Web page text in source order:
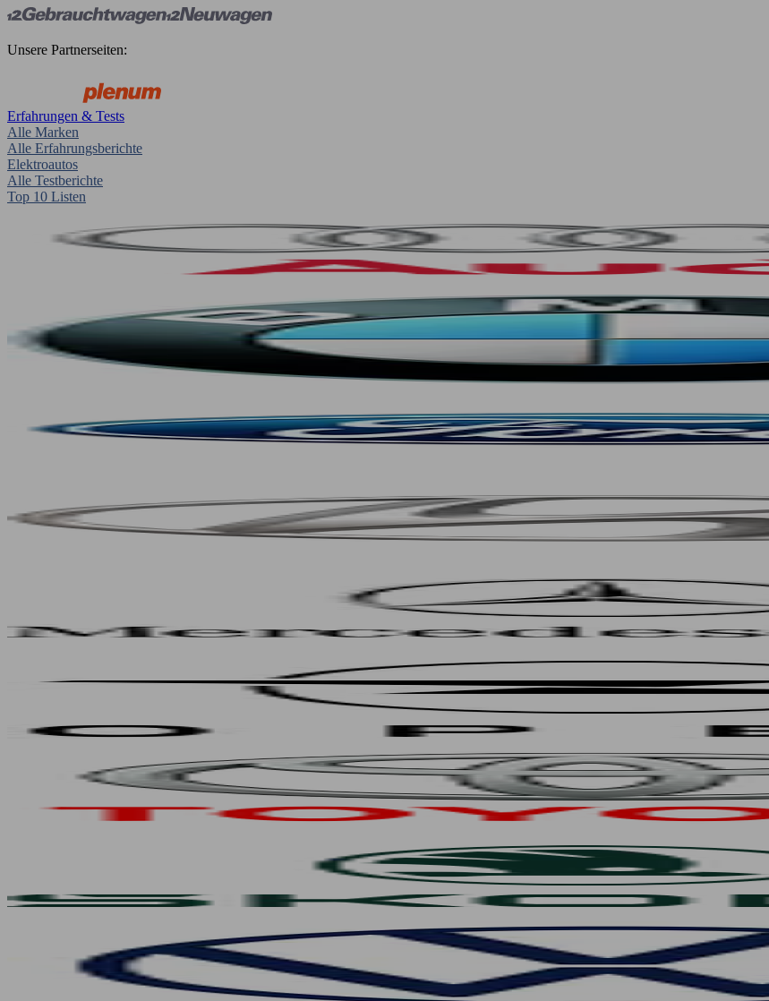
Unsere Partnerseiten:
Erfahrungen & Tests
Alle Marken
Alle Erfahrungsberichte
Elektroautos
Alle Testberichte
Top 10 Listen